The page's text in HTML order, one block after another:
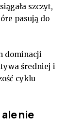
szczyt,
pasują do
dominacji
średniej i
cyklu
nie